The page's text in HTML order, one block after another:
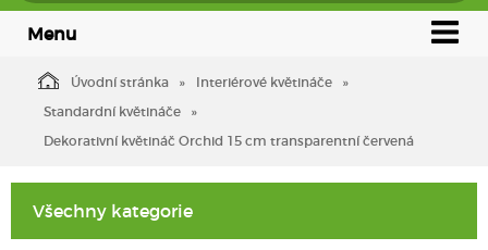
Menu
Úvodní stránka
Interiérové květináče
Standardní květináče
Dekorativní květináč Orchid 15 cm transparentní červená
Všechny kategorie